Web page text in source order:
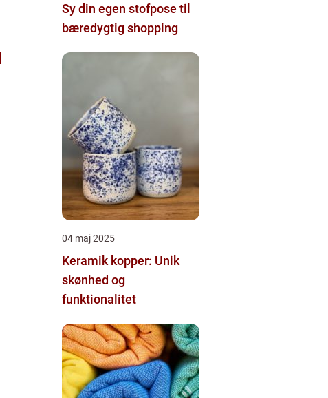
Sy din egen stofpose til
bæredygtig shopping
04 maj 2025
Keramik kopper: Unik
skønhed og
funktionalitet